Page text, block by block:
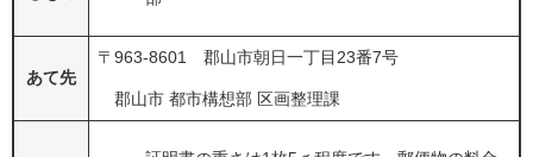
あて先
〒963-8601 郡山市朝日一丁目23番7号
郡山市 都市構想部 区画整理課